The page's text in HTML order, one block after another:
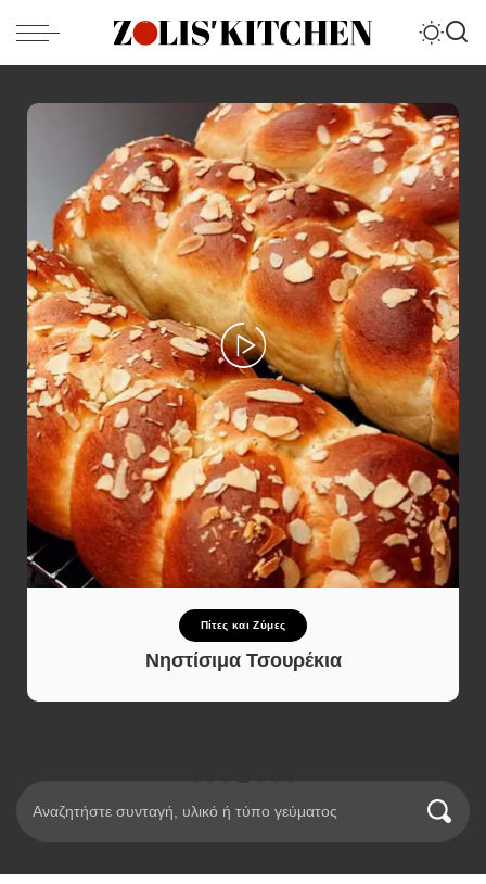
Σάλτσες και Αλοιφές
Σπιτική Τυροκαυτερή σαν της Ταβέρνας –